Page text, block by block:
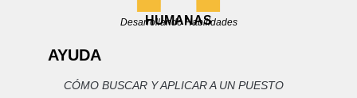
HUMANAS
Desarrollando Habilidades
AYUDA
CÓMO BUSCAR Y APLICAR A UN PUESTO